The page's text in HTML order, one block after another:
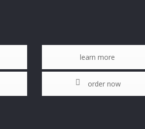
learn more
order now